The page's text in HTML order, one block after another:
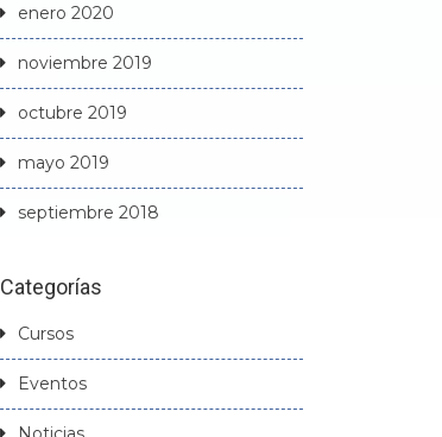
enero 2020
noviembre 2019
octubre 2019
mayo 2019
septiembre 2018
Categorías
Cursos
Eventos